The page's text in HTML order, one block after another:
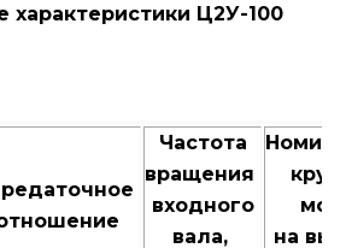
характеристики Ц2У-100
Частота
вращения
входного
вала,
на